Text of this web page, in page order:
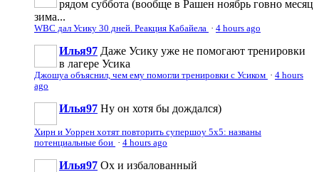
рядом суббота (вообще в Рашен ноябрь говно месяц
зима...
WBC дал Усику 30 дней. Реакция Кабайела · 4 hours ago
Илья97 Даже Усику уже не помогают тренировки
в лагере Усика
Джошуа объяснил, чем ему помогли тренировки с Усиком · 4 hours
ago
Илья97 Ну он хотя бы дождался)
Хирн и Уоррен хотят повторить супершоу 5х5: названы
потенциальные бои · 4 hours ago
Илья97 Ох и избалованный